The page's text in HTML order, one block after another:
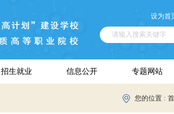
设为首
招生就业 信息公开 专题网站
您的位置 :